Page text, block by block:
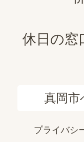
休日の窓
真岡市
プライバシ